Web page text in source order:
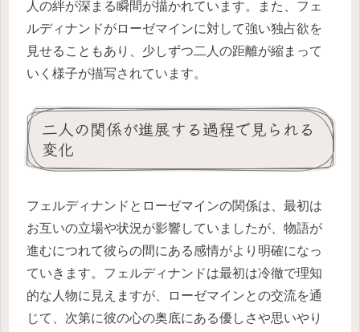
人の絆が深まる瞬間が描かれています。また、フェ
ルディナンドがローゼマインに対して強い独占欲を
見せることもあり、少しずつ二人の距離が縮まって
いく様子が描写されています。
二人の関係が進展する過程で見られる
変化
フェルディナンドとローゼマインの関係は、最初は
お互いの立場や状況が影響していましたが、物語が
進むにつれて彼らの間にある感情がより明確になっ
ていきます。フェルディナンドは最初は冷徹で理知
的な人物に見えますが、ローゼマインとの交流を通
じて、次第に彼の心の奥底にある優しさや思いやり